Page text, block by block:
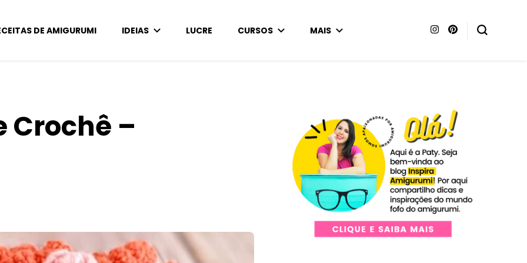
DE AMIGURUMI IDEIAS LUCRE CURSOS MAIS
Crochê –